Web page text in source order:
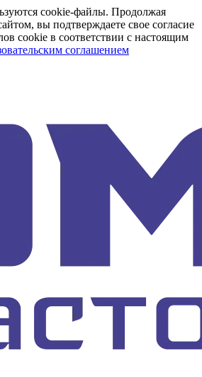
cookie-файлы. Продолжая
вы подтверждаете свое согласие
cookie в соответствии с настоящим
соглашением